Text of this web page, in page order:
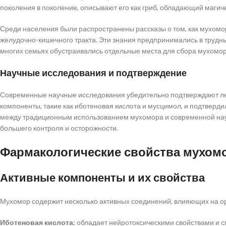
поколения в поколение, описывают его как гриб, обладающий
Среди населения были распространены рассказы о том, как
желудочно-кишечного тракта. Эти знания предпринимались в
многих семьях обустраивались отдельные места для сбора
Научные исследования и подтверждение
Современные научные исследования убедительно подтверждают
компоненты, такие как иботеновая кислота и мусцимол, и
между традиционным использованием мухомора и современной
большего контроля и осторожности.
Фармакологические свойства
Активные компоненты и их свойства
Мухомор содержит несколько активных соединений, влияющих на
Иботеновая кислота: обладает нейротоксическими свойствами и